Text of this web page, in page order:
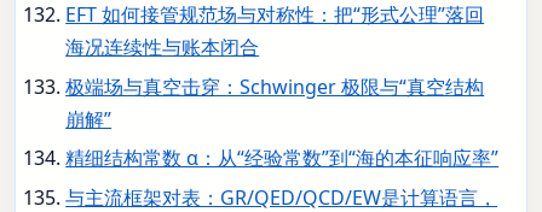
EFT 如何接管规范场与对称性：把“形式公理”落回
海况连续性与账本闭合
极端场与真空击穿：Schwinger 极限与“真空结构
崩解”
精细结构常数 α：从“经验常数”到“海的本征响应率”
与主流框架对表：GR/QED/QCD/EW是计算语言，